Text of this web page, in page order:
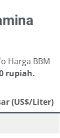
Harga BBM
rupiah.
(US$/Liter)